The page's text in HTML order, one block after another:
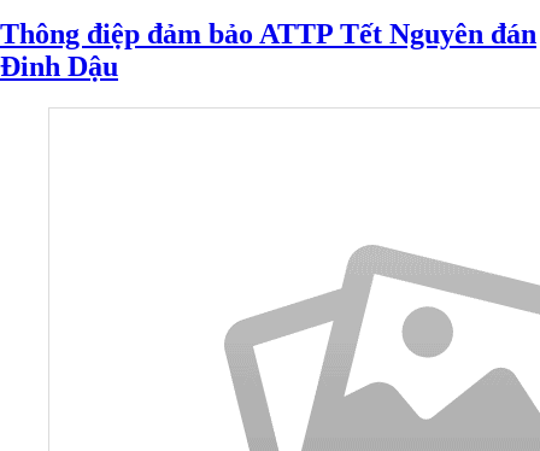
Thông điệp đảm bảo ATTP Tết Nguyên đán
Đinh Dậu